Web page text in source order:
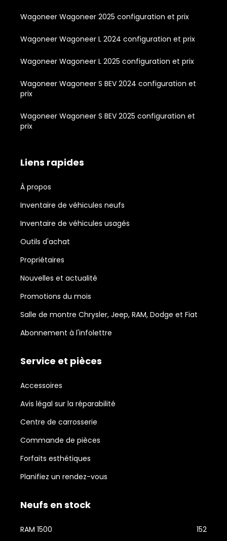
Wagoneer Wagoneer 2025 configuration et prix
Wagoneer Wagoneer L 2024 configuration et prix
Wagoneer Wagoneer L 2025 configuration et prix
Wagoneer Wagoneer S BEV 2024 configuration et
prix
Wagoneer Wagoneer S BEV 2025 configuration et
prix
Liens rapides
À propos
Inventaire de véhicules neufs
Inventaire de véhicules usagés
Outils d'achat
Propriétaires
Nouvelles et actualité
Promotions du mois
Salle de montre Chrysler, Jeep, RAM, Dodge et Fiat
Abonnement à l'infolettre
Service et pièces
Accessoires
Avis légal sur la réparabilité
Centre de carrosserie
Commande de pièces
Forfaits esthétiques
Planifiez un rendez-vous
Neufs en stock
RAM 1500
152